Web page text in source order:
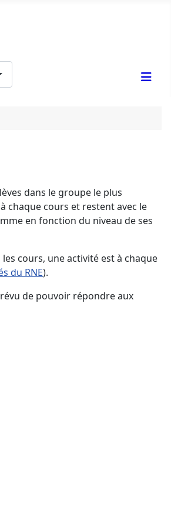
dans le groupe le plus
chaque cours et restent avec le
en fonction du niveau de ses
cours, une activité est à chaque
du RNE).
de pouvoir répondre aux